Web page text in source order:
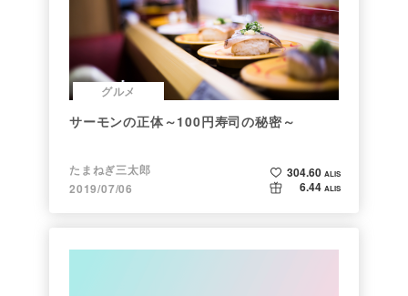
グルメ
サーモンの正体～100円寿司の秘密～
たまねぎ三太郎
2019/07/06
304.60 ALIS
6.44 ALIS